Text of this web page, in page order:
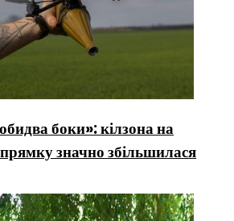
боки»: кілзона на
значно збільшилася